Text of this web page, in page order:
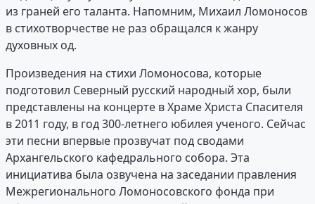
из граней его таланта. Напомним, Михаил Ломоносов
в стихотворчестве не раз обращался к жанру
духовных од.
Произведения на стихи Ломоносова, которые
подготовил Северный русский народный хор, были
представлены на концерте в Храме Христа Спасителя
в 2011 году, в год 300-летнего юбилея ученого. Сейчас
эти песни впервые прозвучат под сводами
Архангельского кафедрального собора. Эта
инициатива была озвучена на заседании правления
Межрегионального Ломоносовского фонда при